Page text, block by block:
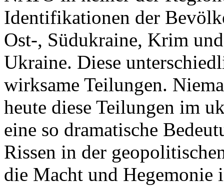
Identifikationen der
Ost-, Südukraine, Krim
Ukraine. Diese
wirksame Teilungen.
heute diese Teilungen im
eine so dramatische
Rissen in der
die Macht und Hegemonie